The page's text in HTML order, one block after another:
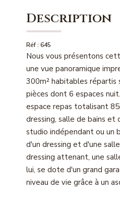
Description
Réf : 645
Nous vous présentons
une vue panoramique
300m² habitables
pièces dont 6 espaces
espace repas totalisant
dressing, salle de bains et
studio indépendant ou un
d'un dressing et d'une
dressing attenant, une
lui, se dote d'un grand
niveau de vie grâce à un